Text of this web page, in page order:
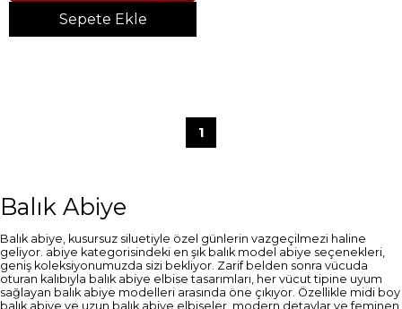
Sepete Ekle
1
Balık Abiye
Balık abiye, kusursuz siluetiyle özel günlerin vazgeçilmezi haline
geliyor. abiye kategorisindeki en şık balık model abiye seçenekleri,
geniş koleksiyonumuzda sizi bekliyor. Zarif belden sonra vücuda
oturan kalıbıyla balık abiye elbise tasarımları, her vücut tipine uyum
sağlayan balık abiye modelleri arasında öne çıkıyor. Özellikle midi boy
balık abiye ve uzun balık abiye elbiseler, modern detaylar ve feminen